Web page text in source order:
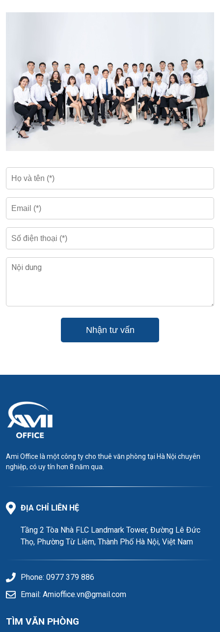
Ami Office là một công ty cho thuê văn phòng tại Hà Nội chuyên
nghiệp, có uy tín hơn 8 năm qua.
ĐỊA CHỈ LIÊN HỆ
Tầng 2 Tòa Nhà FLC Landmark Tower, Đường Lê Đức
Thọ, Phường Từ Liêm, Thành Phố Hà Nội, Việt Nam
Phone: 0977 379 886
Email: Amioffice.vn@gmail.com
TÌM VĂN PHÒNG